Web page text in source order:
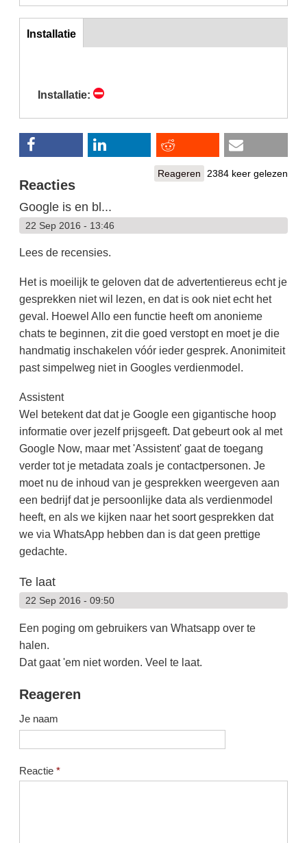
inst
Installatie
Installatie:
Reageren 2384 keer gelezen
Reacties
Google is en bl...
22 Sep 2016 - 13:46
Lees de recensies.
Het is moeilijk te geloven dat de advertentiereus echt je
gesprekken niet wil lezen, en dat is ook niet echt het
geval. Hoewel Allo een functie heeft om anonieme
chats te beginnen, zit die goed verstopt en moet je die
handmatig inschakelen vóór ieder gesprek. Anonimiteit
past simpelweg niet in Googles verdienmodel.
Assistent
Wel betekent dat dat je Google een gigantische hoop
informatie over jezelf prijsgeeft. Dat gebeurt ook al met
Google Now, maar met 'Assistent' gaat de toegang
verder tot je metadata zoals je contactpersonen. Je
moet nu de inhoud van je gesprekken weergeven aan
een bedrijf dat je persoonlijke data als verdienmodel
heeft, en als we kijken naar het soort gesprekken dat
we via WhatsApp hebben dan is dat geen prettige
gedachte.
Te laat
22 Sep 2016 - 09:50
Een poging om gebruikers van Whatsapp over te
halen.
Dat gaat 'em niet worden. Veel te laat.
Reageren
Je naam
Reactie *